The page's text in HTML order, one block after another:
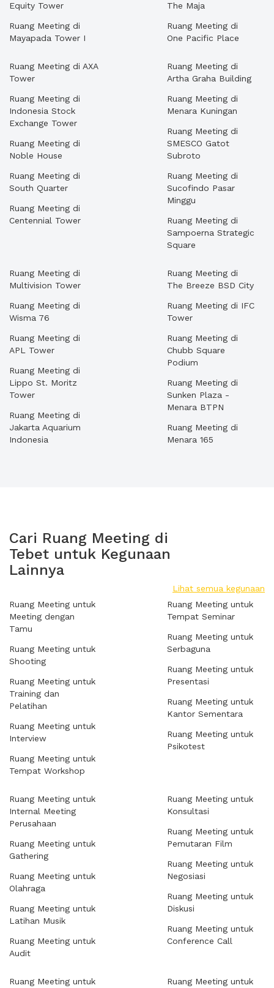
Equity Tower
Ruang Meeting di
Mayapada Tower I
The Maja
Ruang Meeting di
One Pacific Place
Ruang Meeting di AXA
Tower
Ruang Meeting di
Indonesia Stock
Exchange Tower
Ruang Meeting di
Noble House
Ruang Meeting di
South Quarter
Ruang Meeting di
Centennial Tower
Ruang Meeting di
Artha Graha Building
Ruang Meeting di
Menara Kuningan
Ruang Meeting di
SMESCO Gatot
Subroto
Ruang Meeting di
Sucofindo Pasar
Minggu
Ruang Meeting di
Sampoerna Strategic
Square
Ruang Meeting di
Multivision Tower
Ruang Meeting di
Wisma 76
Ruang Meeting di
APL Tower
Ruang Meeting di
Lippo St. Moritz
Tower
Ruang Meeting di
Jakarta Aquarium
Indonesia
Ruang Meeting di
The Breeze BSD City
Ruang Meeting di IFC
Tower
Ruang Meeting di
Chubb Square
Podium
Ruang Meeting di
Sunken Plaza -
Menara BTPN
Ruang Meeting di
Menara 165
Cari Ruang Meeting di
Tebet untuk Kegunaan
Lainnya
Lihat semua kegunaan
Ruang Meeting untuk
Meeting dengan
Tamu
Ruang Meeting untuk
Shooting
Ruang Meeting untuk
Training dan
Pelatihan
Ruang Meeting untuk
Interview
Ruang Meeting untuk
Tempat Workshop
Ruang Meeting untuk
Tempat Seminar
Ruang Meeting untuk
Serbaguna
Ruang Meeting untuk
Presentasi
Ruang Meeting untuk
Kantor Sementara
Ruang Meeting untuk
Psikotest
Ruang Meeting untuk
Internal Meeting
Perusahaan
Ruang Meeting untuk
Gathering
Ruang Meeting untuk
Olahraga
Ruang Meeting untuk
Latihan Musik
Ruang Meeting untuk
Audit
Ruang Meeting untuk
Konsultasi
Ruang Meeting untuk
Pemutaran Film
Ruang Meeting untuk
Negosiasi
Ruang Meeting untuk
Diskusi
Ruang Meeting untuk
Conference Call
Ruang Meeting untuk
Ruang Meeting untuk